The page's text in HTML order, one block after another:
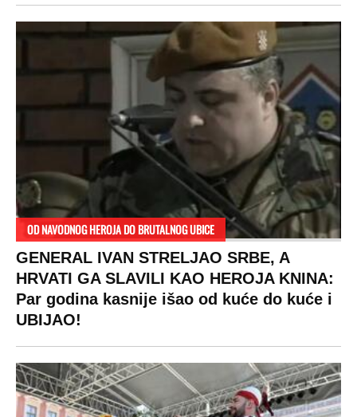
OD NAVODNOG HEROJA DO BRUTALNOG UBICE
GENERAL IVAN STRELJAO SRBE, A
HRVATI GA SLAVILI KAO HEROJA KNINA:
Par godina kasnije išao od kuće do kuće i
UBIJAO!